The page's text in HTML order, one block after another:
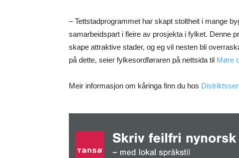
– Tettstadprogrammet har skapt stoltheit i mange
samarbeidspart i fleire av prosjekta i fylket. Denne
skape attraktive stader, og eg vil nesten bli
på dette, seier fylkesordføraren på nettsida til Møre
Meir informasjon om kåringa finn du hos